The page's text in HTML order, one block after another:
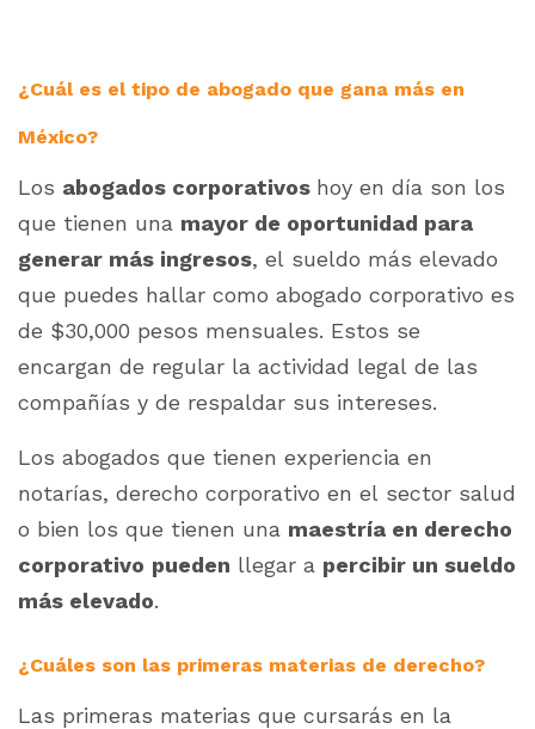
¿Cuál es el tipo de abogado que gana más en
México?
Los abogados corporativos hoy en día son los
que tienen una mayor de oportunidad para
generar más ingresos, el sueldo más elevado
que puedes hallar como abogado corporativo es
de $30,000 pesos mensuales. Estos se
encargan de regular la actividad legal de las
compañías y de respaldar sus intereses.
Los abogados que tienen experiencia en
notarías, derecho corporativo en el sector salud
o bien los que tienen una maestría en derecho
corporativo pueden llegar a percibir un sueldo
más elevado.
¿Cuáles son las primeras materias de derecho?
Las primeras materias que cursarás en la